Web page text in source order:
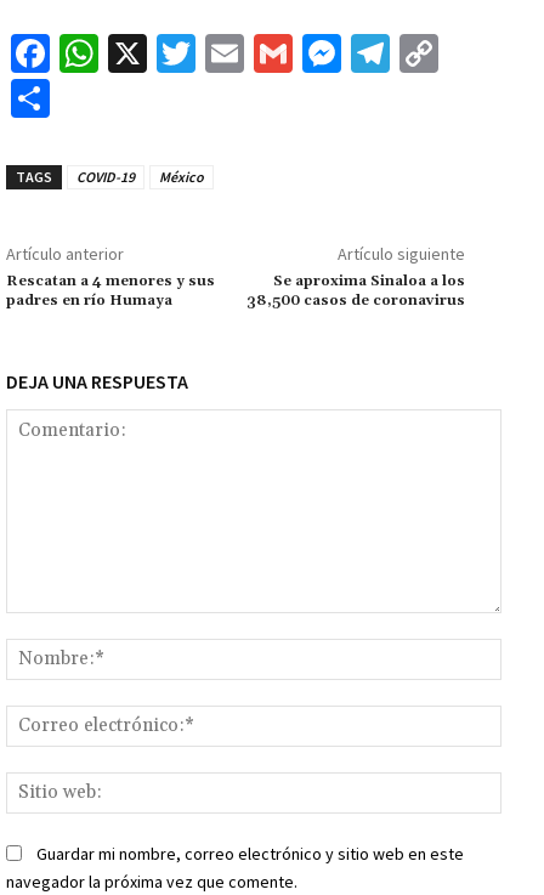
Fa
o
k
W
sA
p
X
T
er
E
G
M
r
Te
n
k
m
ar
tir
TAGS COVID-19 México
Artículo anterior
Rescatan a 4 menores y sus
padres en río Humaya
Artículo siguiente
Se aproxima Sinaloa a los
38,500 casos de coronavirus
DEJA UNA RESPUESTA
web:
Guardar mi nombre, correo electrónico y sitio web en este
navegador la próxima vez que comente.